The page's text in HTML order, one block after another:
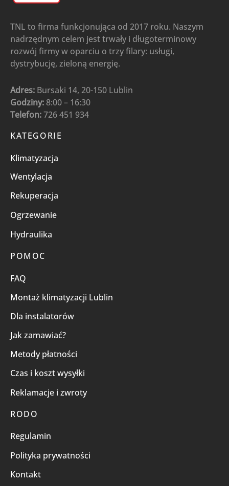
TNL to firma funkcjonująca od 2017 roku. Naszym
nadrzędnym celem jest trwały i długoterminowy
rozwój firmy w oparciu o trzy filary: usługi,
dystrybucję, zieloną energię.
Adres: Bursaki 14, 20-150 Lublin
Godziny: 8:00 – 16:30
Telefon:726 451 934
KATEGORIE
Klimatyzacja
Wentylacja
Rekuperacja
Ogrzewanie
Hydraulika
POMOC
FAQ
Montaż klimatyzacji Lublin
Dla instalatorów
Jak zamawiać?
Metody płatności
Czas i koszt wysyłki
Reklamacje i zwroty
RODO
Regulamin
Polityka prywatności
Kontakt